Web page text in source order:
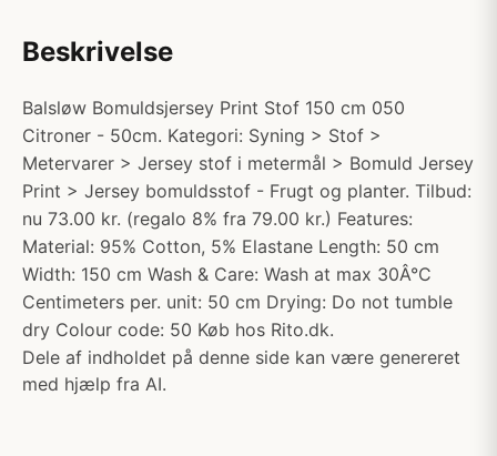
Beskrivelse
Balsløw Bomuldsjersey Print Stof 150 cm 050
Citroner - 50cm. Kategori: Syning > Stof >
Metervarer > Jersey stof i metermål > Bomuld Jersey
Print > Jersey bomuldsstof - Frugt og planter. Tilbud:
nu 73.00 kr. (regalo 8% fra 79.00 kr.) Features:
Material: 95% Cotton, 5% Elastane Length: 50 cm
Width: 150 cm Wash & Care: Wash at max 30Â°C
Centimeters per. unit: 50 cm Drying: Do not tumble
dry Colour code: 50 Køb hos Rito.dk.
Dele af indholdet på denne side kan være genereret
med hjælp fra AI.